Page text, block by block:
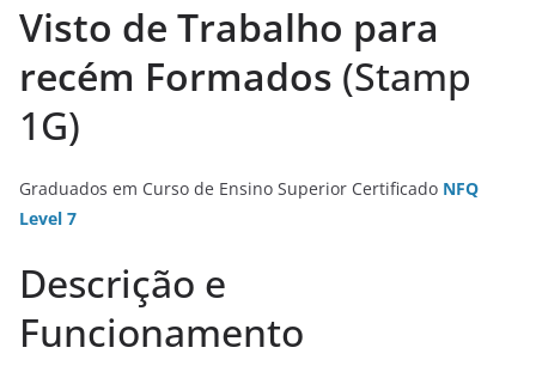
Visto de Trabalho para
recém Formados (Stamp
1G)
Graduados em Curso de Ensino Superior Certificado NFQ
Level 7
Descrição e
Funcionamento